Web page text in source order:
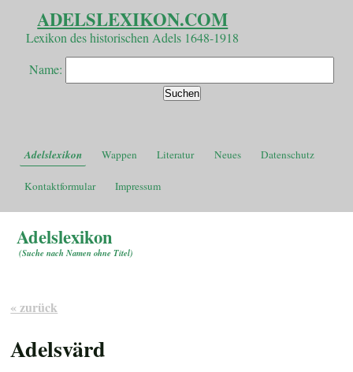
ADELSLEXIKON.COM
Lexikon des historischen Adels 1648-1918
Name:
Adelslexikon Wappen Literatur Neues Datenschutz
Kontaktformular Impressum
Adelslexikon
(Suche nach Namen ohne Titel)
« zurück
Adelsvärd